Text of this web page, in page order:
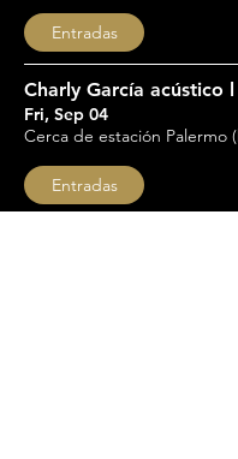
Entradas
Charly García acústico
Fri, Sep 04
Cerca de estación Palermo
Entradas